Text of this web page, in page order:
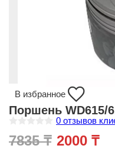
В избранное
Поршень WD615/
ц
е
0 отзывов
7835₸ 2000 ₸